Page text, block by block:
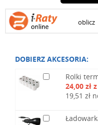
oblicz
DOBIERZ AKCESORIA:
Rolki
24,00 zł
19,51 zł